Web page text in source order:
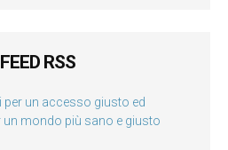
FEED RSS
per un accesso giusto ed
un mondo più sano e giusto